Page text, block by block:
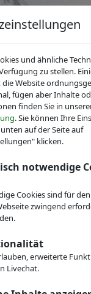
für
und ähnliche
zu stellen.
Website
fügen aber Inhalte
finden Sie in
. Sie können Ihre
auf der Seite auf
klicken.
notwendige
Cookies sind für
zwingend
erweiterte
Livechat.